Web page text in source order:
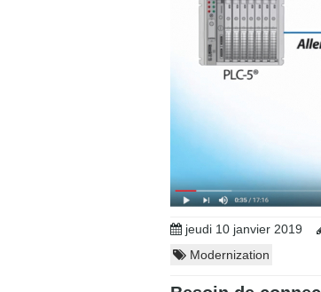
jeudi 10 janvier 2019
Modernization